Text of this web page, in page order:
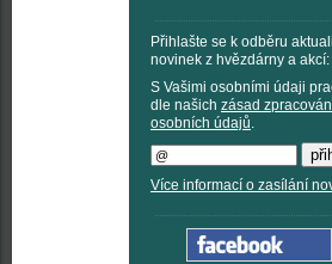
Přihlašte se k odběru
novinek z hvězdárny a akcí:
S Vašimi osobními údaji
dle našich zásad
osobních údajů.
Více informací o zasílání